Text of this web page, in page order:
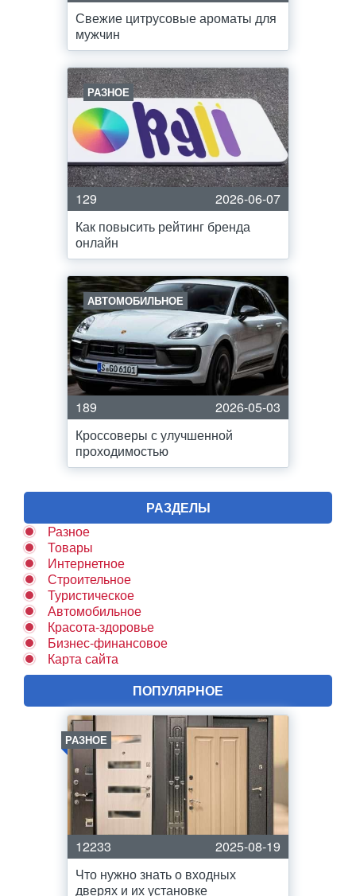
Свежие цитрусовые ароматы для
мужчин
РАЗНОЕ
129
2026-06-07
Как повысить рейтинг бренда
онлайн
АВТОМОБИЛЬНОЕ
189
2026-05-03
Кроссоверы с улучшенной
проходимостью
РАЗДЕЛЫ
Разное
Товары
Интернетное
Строительное
Туристическое
Автомобильное
Красота-здоровье
Бизнес-финансовое
Карта сайта
ПОПУЛЯРНОЕ
РАЗНОЕ
12233
2025-08-19
Что нужно знать о входных
дверях и их установке